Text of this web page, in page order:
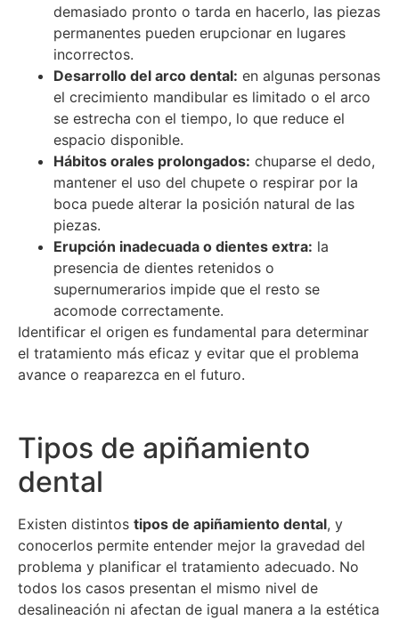
demasiado pronto o tarda en hacerlo, las piezas
permanentes pueden erupcionar en lugares
incorrectos.
Desarrollo del arco dental: en algunas personas
el crecimiento mandibular es limitado o el arco
se estrecha con el tiempo, lo que reduce el
espacio disponible.
Hábitos orales prolongados: chuparse el dedo,
mantener el uso del chupete o respirar por la
boca puede alterar la posición natural de las
piezas.
Erupción inadecuada o dientes extra: la
presencia de dientes retenidos o
supernumerarios impide que el resto se
acomode correctamente.
Identificar el origen es fundamental para determinar
el tratamiento más eficaz y evitar que el problema
avance o reaparezca en el futuro.
Tipos de apiñamiento
dental
Existen distintos tipos de apiñamiento dental, y
conocerlos permite entender mejor la gravedad del
problema y planificar el tratamiento adecuado. No
todos los casos presentan el mismo nivel de
desalineación ni afectan de igual manera a la estética